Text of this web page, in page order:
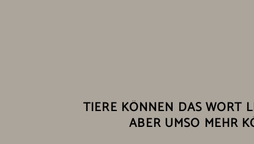
TIERE KÖNNEN DAS WORT
ABER UMSO MEHR